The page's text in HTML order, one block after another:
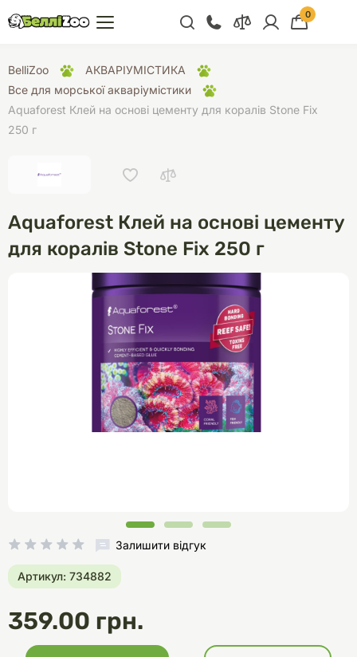
+38 (068) 300 91 91
Відділ продажу
+38 (093) 300 91 91
Відділ підтримки
76
0
BelliZoo
АКВАРІУМІСТИКА
Все для морської акваріумістики
Aquaforest Клей на основі цементу для коралів Stone Fix
250 г
Aquaforest Клей на основі цементу
для коралів Stone Fix 250 г
Залишити відгук
Артикул: 734882
359.00 грн.